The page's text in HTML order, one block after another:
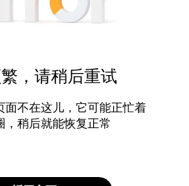
，请稍后重试
面不在这儿，它可能正忙着
，稍后就能恢复正常